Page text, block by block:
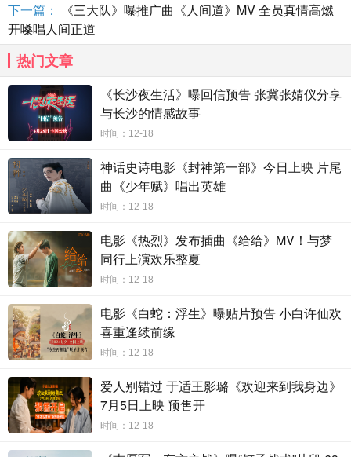
“金箍的传人重返人间了！”人类女孩努瓦生活的家园被
毁，爷爷被抓走，在电影《天降大任》最新发布的“活宝组
队”版预告开篇，拯救人类世界的重担就落在了空和蒲牢的身
上。在机缘巧合之下成为“天选之子”的空在异度空间的“天选
之子”培训学校里，接受了睡眠术、穿墙术等课程的学习和名
师点播，但还没完成学业，就闯了祸回到人类世界。“业余英
雄”空与蒲牢在实战中被实力碾压节节败退，但面对责任和使
命，冒险三人组没有退缩。他们接受挑战时虽然时不时二中
搞怪，却也热血十足！充满挑战的营救任务将如何展开，令
人期待！
一龙一猴一人，这是一个从未见过的新奇组合，在电影
《天降大任》中却成为了默契十足的冒险伙伴正义联盟。而
在角色设计中，导演宇宙之铁更是脑洞大开，将
有天生神力，也没有过人智慧。在预告片中，在“天选之
子”学校培训了个寂寞的空在战斗中漏洞百出，使用“祖传技
能”猴拳的空下一秒却鼻青脸肿，像极了上课不认真考试考零
分的我们自己。蒲牢作为一只“神龙”，却时常怀疑自己的真
龙身份，理想是开个饭馆。人类女孩努瓦更是颠覆了传统中
被保护的“公主”形象，变成了一个手拿弹弓武器用自己的力
下一篇：
《三大队》曝推广曲《人间道》MV 全员真情高燃
开嗓唱人间正道
热门文章
《长沙夜生活》曝回信预告 张冀张婧仪分享
与长沙的情感故事
时间：12-18
神话史诗电影《封神第一部》今日上映 片尾
曲《少年赋》唱出英雄
时间：12-18
电影《热烈》发布插曲《给给》MV！与梦
同行上演欢乐整夏
时间：12-18
电影《白蛇：浮生》曝贴片预告 小白许仙欢
喜重逢续前缘
时间：12-18
爱人别错过 于适王影璐《欢迎来到我身边》
7月5日上映 预售开
时间：12-18